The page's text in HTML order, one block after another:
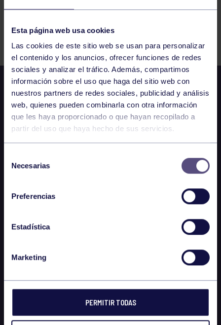
Esta página web usa cookies
Las cookies de este sitio web se usan para personalizar
el contenido y los anuncios, ofrecer funciones de redes
sociales y analizar el tráfico. Además, compartimos
información sobre el uso que haga del sitio web con
nuestros partners de redes sociales, publicidad y análisis
web, quienes pueden combinarla con otra información
que les haya proporcionado o que hayan recopilado a
partir del uso que haya hecho de sus servicios.
Necesarias
Preferencias
Estadística
Marketing
PERMITIR TODAS